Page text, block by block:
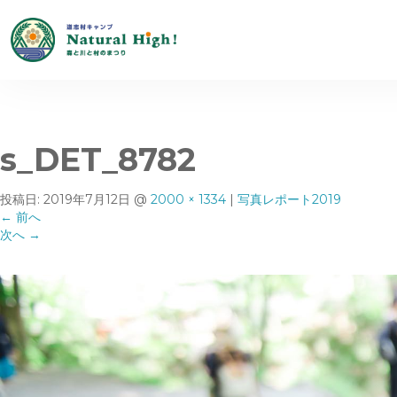
s_DET_8782
投稿日: 2019年7月12日 @ 2000 × 1334 | 写真レポート2019
← 前へ
次へ →